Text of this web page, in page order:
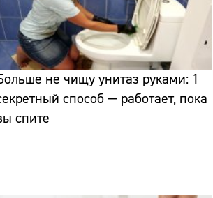
не чищу унитаз руками: 1
способ — работает, пока
спите
Сайт:
Адрес: